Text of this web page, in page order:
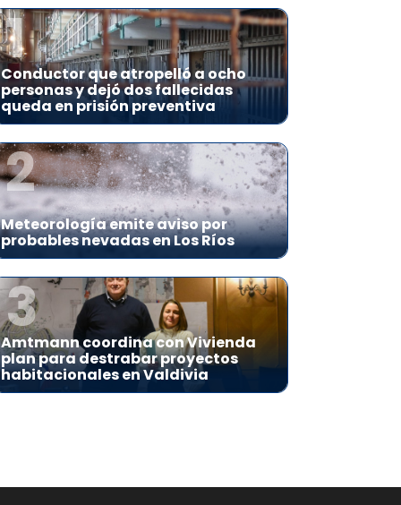
1
Conductor que atropelló a ocho
personas y dejó dos fallecidas
queda en prisión preventiva
2
Meteorología emite aviso por
probables nevadas en Los Ríos
3
Amtmann coordina con Vivienda
plan para destrabar proyectos
habitacionales en Valdivia